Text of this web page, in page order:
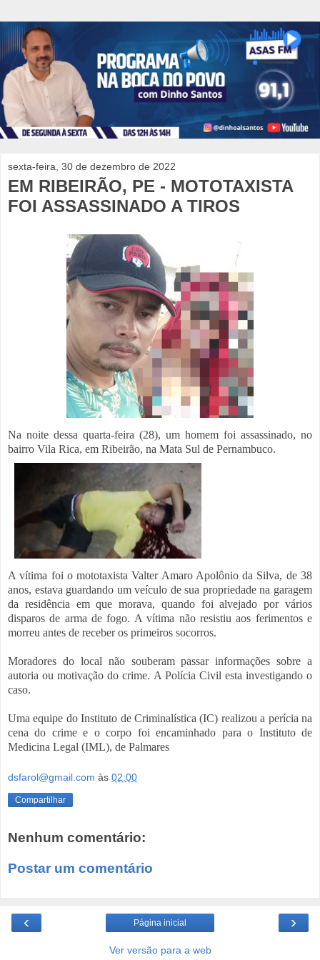
sexta-feira, 30 de dezembro de 2022
EM RIBEIRÃO, PE - MOTOTAXISTA
FOI ASSASSINADO A TIROS
Na noite dessa quarta-feira (28), um homem foi assassinado, no
bairro Vila Rica, em Ribeirão, na Mata Sul de Pernambuco.
A vítima foi o mototaxista Valter Amaro Apolônio da Silva, de 38
anos, estava guardando um veículo de sua propriedade na garagem
da residência em que morava, quando foi alvejado por vários
disparos de arma de fogo. A vítima não resistiu aos ferimentos e
morreu antes de receber os primeiros socorros.
Moradores do local não souberam passar informações sobre a
autoria ou motivação do crime. A Polícia Civil esta investigando o
caso.
Uma equipe do Instituto de Criminalística (IC) realizou a perícia na
cena do crime e o corpo foi encaminhado para o Instituto de
Medicina Legal (IML), de Palmares
dsfarol@gmail.com às 02:00
Compartilhar
Nenhum comentário:
Postar um comentário
‹ ›
Página inicial
Ver versão para a web